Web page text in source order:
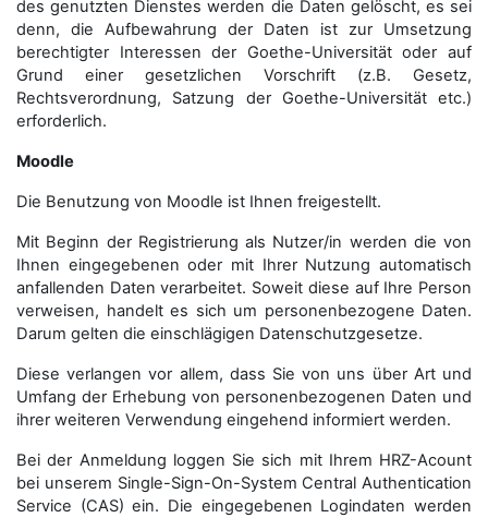
des genutzten Dienstes werden die Daten gelöscht, es sei
denn, die Aufbewahrung der Daten ist zur Umsetzung
berechtigter Interessen der Goethe-Universität oder auf
Grund einer gesetzlichen Vorschrift (z.B. Gesetz,
Rechtsverordnung, Satzung der Goethe-Universität etc.)
erforderlich.
Moodle
Die Benutzung von Moodle ist Ihnen freigestellt.
Mit Beginn der Registrierung als Nutzer/in werden die von
Ihnen eingegebenen oder mit Ihrer Nutzung automatisch
anfallenden Daten verarbeitet. Soweit diese auf Ihre Person
verweisen, handelt es sich um personenbezogene Daten.
Darum gelten die einschlägigen Datenschutzgesetze.
Diese verlangen vor allem, dass Sie von uns über Art und
Umfang der Erhebung von personenbezogenen Daten und
ihrer weiteren Verwendung eingehend informiert werden.
Bei der Anmeldung loggen Sie sich mit Ihrem HRZ-Acount
bei unserem Single-Sign-On-System Central Authentication
Service (CAS) ein. Die eingegebenen Logindaten werden